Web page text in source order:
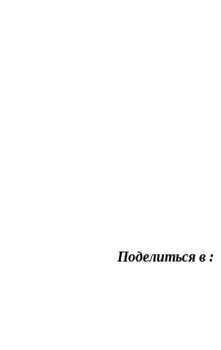
Поделиться в :